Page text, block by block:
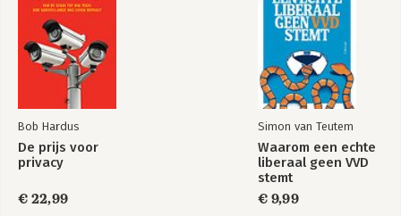
Bob Hardus
De prijs voor
privacy
€ 22,99
Simon van Teutem
Waarom een echte
liberaal geen VVD
stemt
€ 9,99